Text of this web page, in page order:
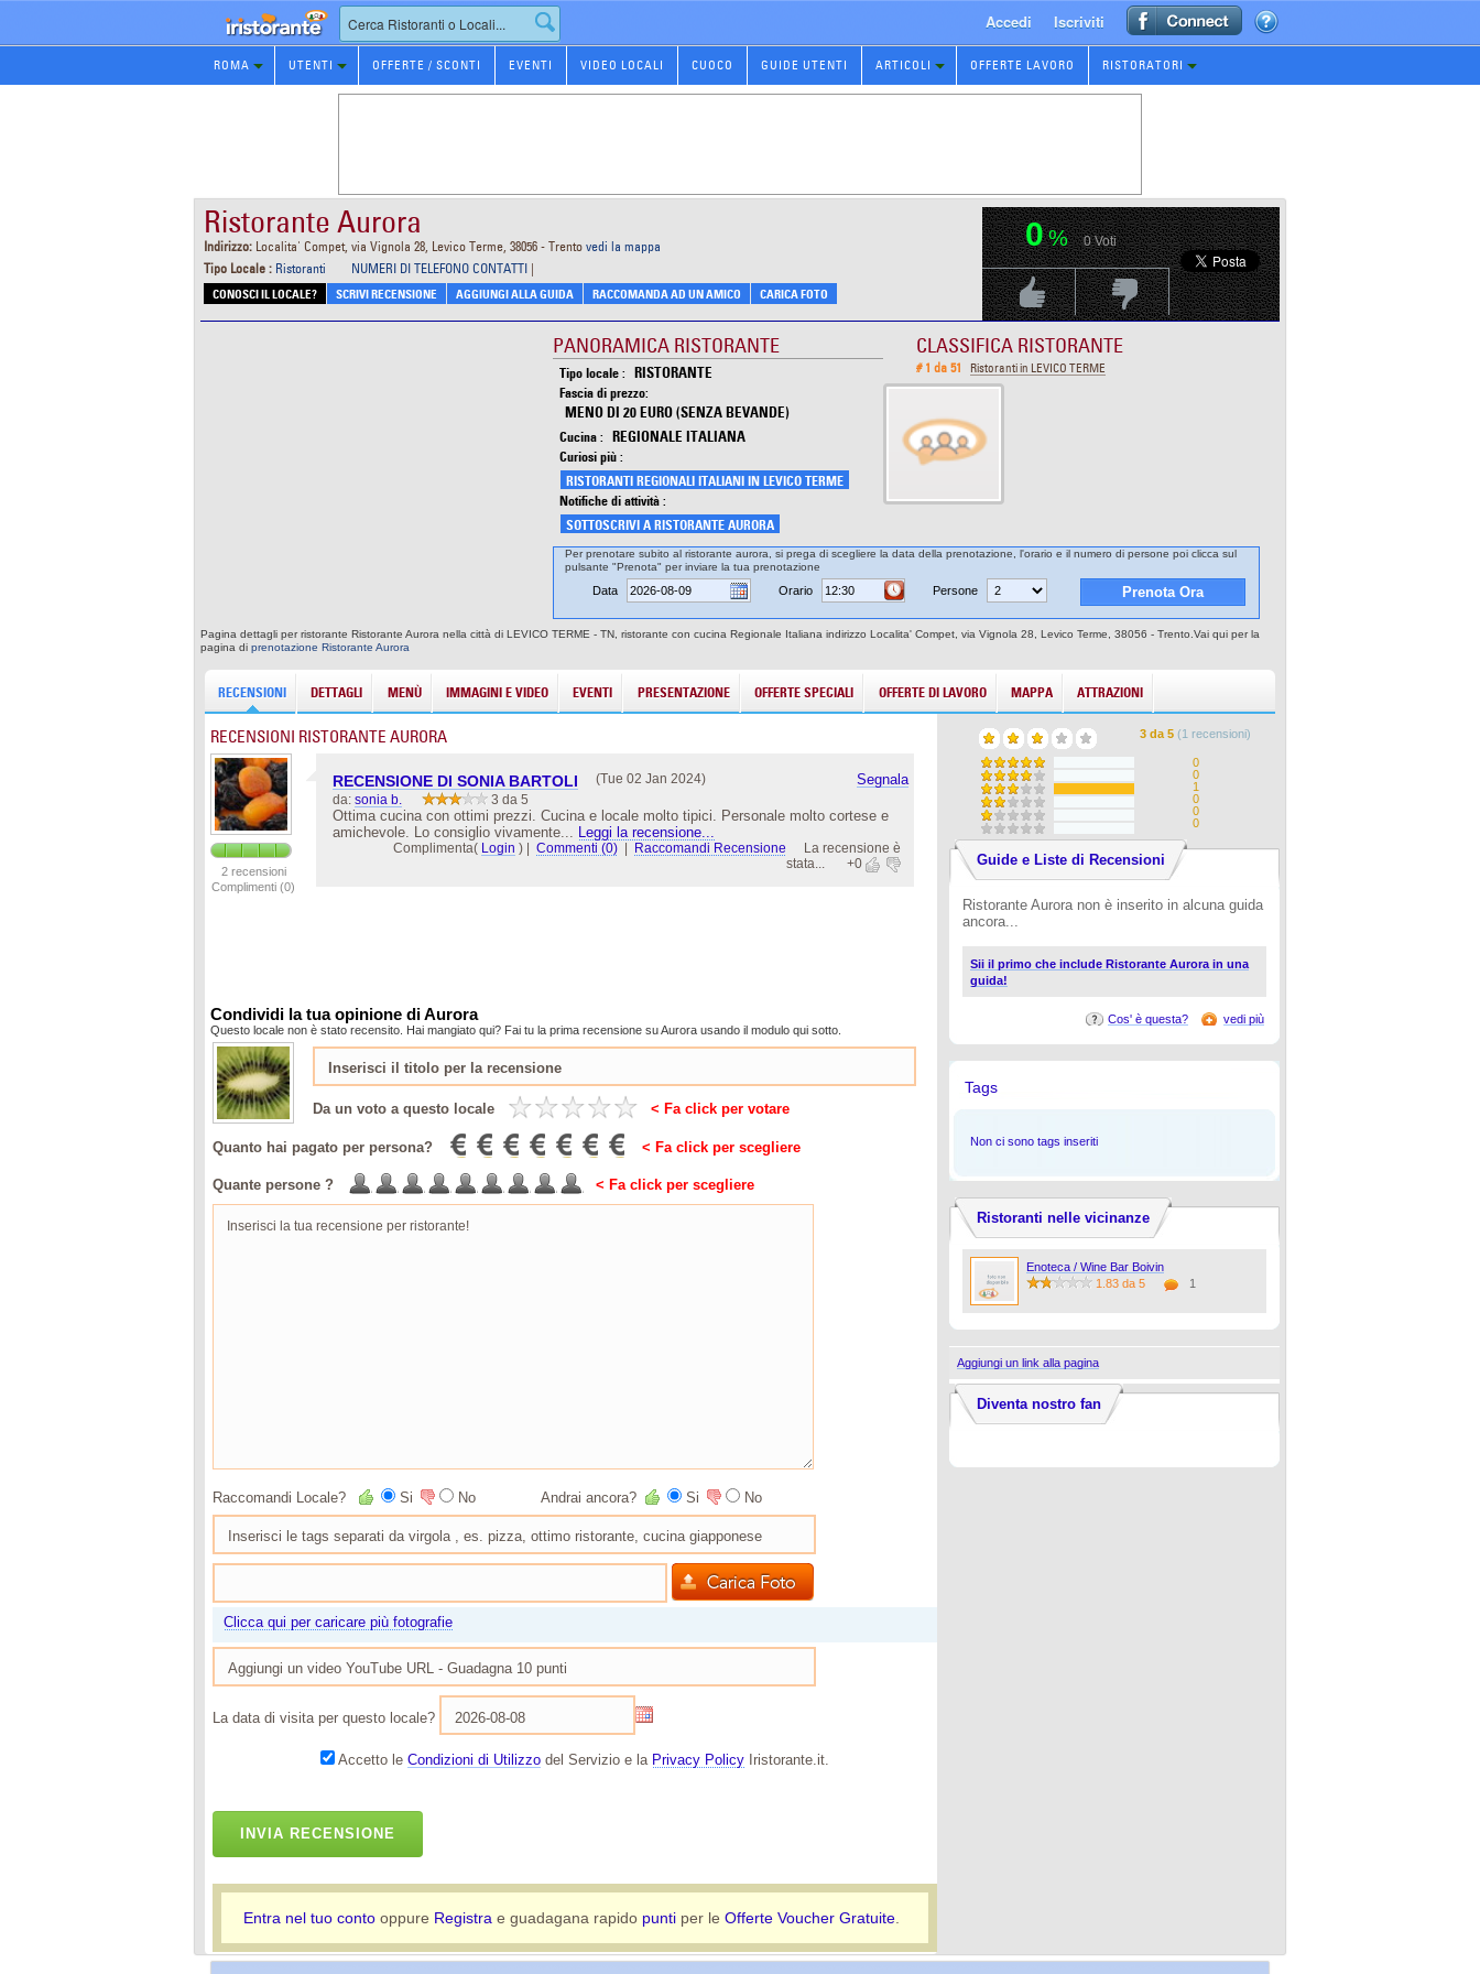
Prenotazione
Ristorante
Accedi Iscriviti
ROMA UTENTI OFFERTE / SCONTI EVENTI VIDEO LOCALI CUOCO GUIDE UTENTI ARTICOLI OFFERTE LAVORO RISTORATORI
Ristorante Aurora
Indirizzo: Localita' Compet, via Vignola 28, Levico Terme, 38056 - Trento vedi la mappa
Tipo Locale : Ristoranti NUMERI DI TELEFONO CONTATTI |
CONOSCI IL LOCALE? SCRIVI RECENSIONE AGGIUNGI ALLA GUIDA RACCOMANDA AD UN AMICO CARICA FOTO
0% 0Voti
Voti PositivoVoti Negativo
PANORAMICA RISTORANTE
Tipo locale : RISTORANTE
Fascia di prezzo:
MENO DI 20 EURO (SENZA BEVANDE)
Cucina : REGIONALE ITALIANA
Curiosi più :
RISTORANTI REGIONALI ITALIANI IN LEVICO TERME
Notifiche di attività :
SOTTOSCRIVI A RISTORANTE AURORA
CLASSIFICA RISTORANTE
# 1 da 51 Ristoranti in LEVICO TERME
Per prenotare subito al ristorante aurora, si prega di scegliere la data della prenotazione, l'orario e il numero di persone poi clicca sul
pulsante "Prenota" per inviare la tua prenotazione
Data Orario Persone
Pagina dettagli per ristorante Ristorante Aurora nella città di LEVICO TERME - TN, ristorante con cucina Regionale Italiana indirizzo Localita' Compet, via Vignola 28, Levico Terme, 38056 - Trento.Vai qui per la
pagina di prenotazione Ristorante Aurora
RECENSIONI DETTAGLI MENÙ IMMAGINI E VIDEO EVENTI PRESENTAZIONE OFFERTE SPECIALI OFFERTE DI LAVORO MAPPA ATTRAZIONI
RECENSIONI RISTORANTE AURORA
2 recensioni
Complimenti (0)
RECENSIONE DI SONIA BARTOLI (Tue 02 Jan 2024) Segnala
da: sonia b. 3 da 5
Ottima cucina con ottimi prezzi. Cucina e locale molto tipici. Personale molto cortese e
amichevole. Lo consiglio vivamente...
Leggi la recensione...
Complimenta( Login ) Commenti (0) Raccomandi Recensione
La recensione è
stata...
+0
Condividi la tua opinione di Aurora
Questo locale non è stato recensito. Hai mangiato qui? Fai tu la prima recensione su Aurora usando il modulo qui sotto.
Da un voto a questo locale < Fa click per votare
Quanto hai pagato per persona? < Fa click per scegliere
Quante persone ? < Fa click per scegliere
Raccomandi Locale? Si No Andrai ancora? Si No
Clicca qui per caricare più fotografie
La data di visita per questo locale?
Accetto le Condizioni di Utilizzodel Servizio e la Privacy PolicyIristorante.it.
INVIA RECENSIONE
Entra nel tuo contooppure Registra e guadagana rapido puntiper le Offerte Voucher Gratuite.
3da5 (1recensioni)
0
0
1
0
0
0
Guide e Liste di Recensioni
Ristorante Aurora non è inserito in alcuna guida
ancora...
Sii il primo che include Ristorante Aurora in una
guida!
Cos' è questa? vedi più
Tags
Non ci sono tags inseriti
Ristoranti nelle vicinanze
Enoteca / Wine Bar Boivin
1.83 da 5
1
Aggiungi un link alla pagina
Diventa nostro fan